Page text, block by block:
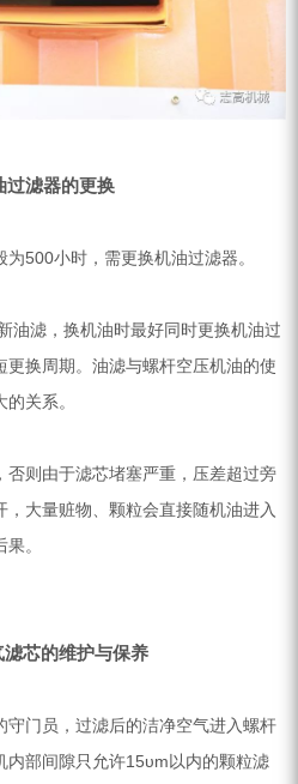
雾炮机
螺杆式空气压缩机
滤器的更换
500小时，需更换机油过滤器。
滤，换机油时最好同时更换机油过
换周期。油滤与螺杆空压机油的使
关系。
则由于滤芯堵塞严重，压差超过旁
大量赃物、颗粒会直接随机油进入
。
芯的维护与保养
门员，过滤后的洁净空气进入螺杆
内部间隙只允许15υm以内的颗粒滤